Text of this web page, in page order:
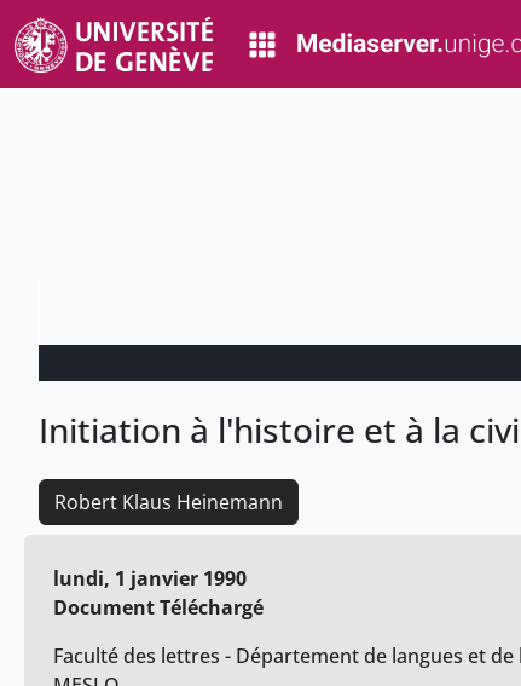
Initiation à l'histoire et à la
Robert Klaus Heinemann
lundi, 1 janvier 1990
Document Téléchargé
Faculté des lettres - Département de langues et